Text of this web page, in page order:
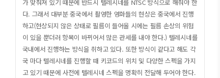
(2) ATA 카르네
(3) 수출입 신고 필증을 통하여 일반 통관하는 경우
(4) 국가별 현지 통관
(5) 장비를 수화물로 직접 가져가는 방법
(6) 필름의 운송 및 통관
(7) 기타
가 맞춰져 있기 때문에 반드시 텔레시네를 NTSC 방식으로 해줘야 한
다. 그래서 대부분 중국에서 촬영한 영화들의 현상은 중국에서 진행
하고(현상되지 않은 상태로 필름이 들어올 시에는 필름 손상의 위험
이 있을 뿐더러 항목이 바뀌어서 많은 관세를 내야 한다.) 텔레시네를
국내에서 진행하는 방식을 취하고 있다. 또한 방식이 같다고 해도 각
국 마다 텔레시네를 진행할 때 키코드의 위치 및 다양한 스펙을 가지
고 있기 때문에 사전에 텔레시네 스펙을 명확히 전달해 두어야 한다.